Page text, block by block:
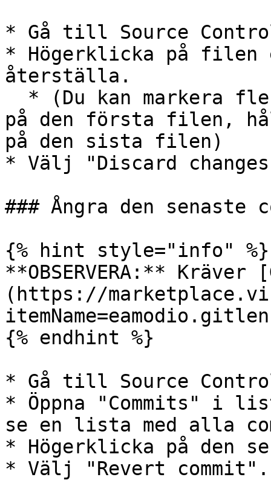
* Gå till Source
* Högerklicka på
återställa.
på den första filen,
på den sista filen)
* Välj "Discard
### Ångra den senaste
{% hint style="info" %}
**OBSERVERA:** Kräver
(https://
{% endhint %}
* Gå till Source
* Öppna "Commits" i
se en lista med alla
* Högerklicka på den
* Välj "Revert commit".